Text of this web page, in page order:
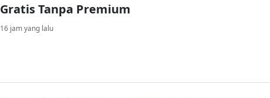
Gratis Tanpa Premium
16 jam yang lalu